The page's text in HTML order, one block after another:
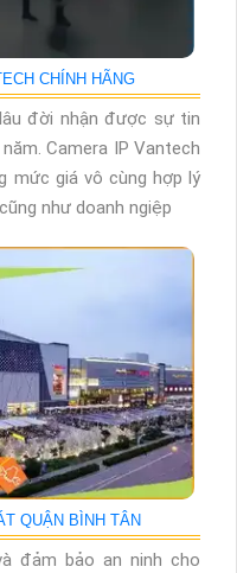
CHÍNH HÃNG
đời nhận được sự tin
Camera IP Vantech
mức giá vô cùng hợp lý
như doanh ngiệp
QUẬN BÌNH TÂN
đảm bảo an ninh cho